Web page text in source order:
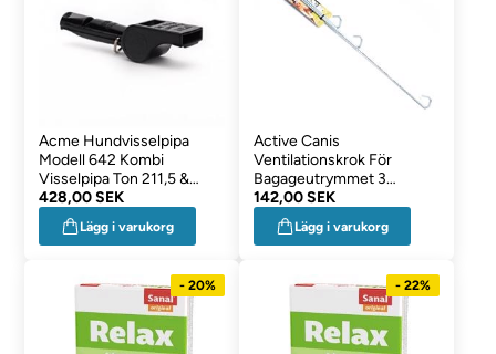
Acme Hundvisselpipa
Modell 642 Kombi
Visselpipa Ton 211,5 &
Triller 560 SVART
428,00 SEK
Lägg i varukorg
Active Canis
Ventilationskrok För
Bagageutrymmet 3
Längder
142,00 SEK
Lägg i varukorg
- 20% - 22%